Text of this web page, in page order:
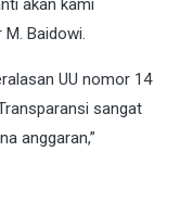
akan kami
Baidowi.
UU nomor 14
sangat
anggaran,”